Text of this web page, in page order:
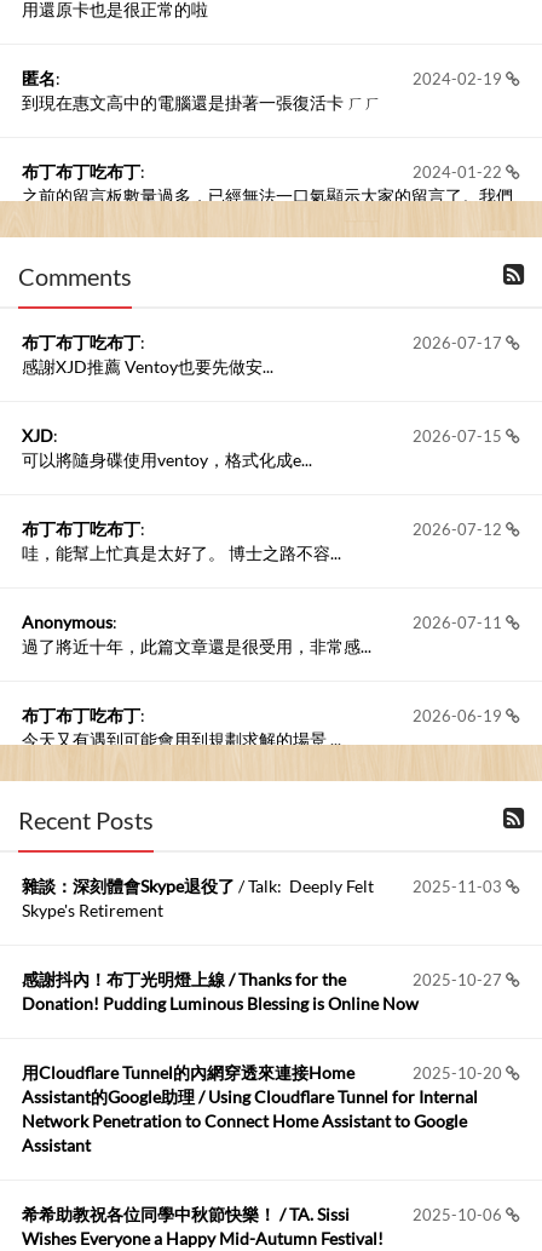
用還原卡也是很正常的啦
2024-02-19
匿名:
到現在惠文高中的電腦還是掛著一張復活卡 ㄏㄏ
2024-01-22
布丁布丁吃布丁:
之前的留言板數量過多，已經無法一口氣顯示大家的留言了。我們
Comments
2026-07-17
布丁布丁吃布丁:
感謝XJD推薦 Ventoy也要先做安...
2026-07-15
XJD:
可以將隨身碟使用ventoy，格式化成e...
2026-07-12
布丁布丁吃布丁:
哇，能幫上忙真是太好了。 博士之路不容...
2026-07-11
Anonymous:
過了將近十年，此篇文章還是很受用，非常感...
2026-06-19
布丁布丁吃布丁:
今天又有遇到可能會用到規劃求解的場景 ...
2026-06-18
布丁布丁吃布丁
kage好像也可以下載整個網站 感謝分享
Anonymous
2026-05-17
布丁布丁吃布丁:
2026-05-15
Robertmycs:
這篇WinXP公用電腦安裝與優化的步驟超...
您好,首先肯定感謝您造福許多莘莘學子。有...
Recent Posts
2025-11-03
雜談：深刻體會Skype退役了 / Talk: Deeply Felt
Skype's Retirement
2025-10-27
感謝抖內！布丁光明燈上線 / Thanks for the
Donation! Pudding Luminous Blessing is Online Now
2025-10-20
用Cloudflare Tunnel的內網穿透來連接Home
Assistant的Google助理 / Using Cloudflare Tunnel for Internal
Network Penetration to Connect Home Assistant to Google
Assistant
2025-10-06
希希助教祝各位同學中秋節快樂！ / TA. Sissi
Wishes Everyone a Happy Mid-Autumn Festival!